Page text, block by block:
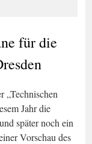
für die
„Technischen
Jahr die
später noch ein
Vorschau des